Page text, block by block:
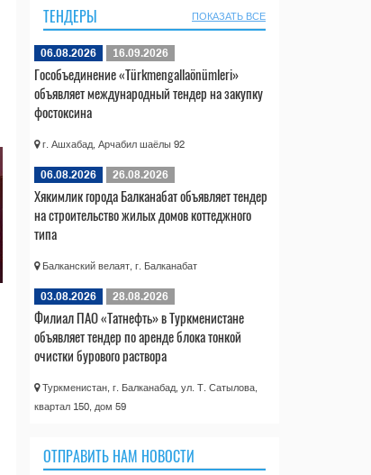
ТЕНДЕРЫ ПОКАЗАТЬ ВСЕ
06.08.2026 16.09.2026
Гособъединение «Türkmengallaönümleri»
объявляет международный тендер на закупку
фостоксина
г. Ашхабад, Арчабил шаёлы 92
06.08.2026 26.08.2026
Хякимлик города Балканабат объявляет тендер
на строительство жилых домов коттеджного
типа
Балканский велаят, г. Балканабат
03.08.2026 28.08.2026
Филиал ПАО «Татнефть» в Туркменистане
объявляет тендер по аренде блока тонкой
очистки бурового раствора
Туркменистан, г. Балканабад, ул. Т. Сатылова,
квартал 150, дом 59
ОТПРАВИТЬ НАМ НОВОСТИ